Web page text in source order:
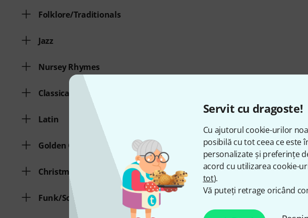
Servit cu dragoste!
Cu ajutorul cookie-urilor
posibilă cu tot ceea ce este
personalizate și preferințe
acord cu utilizarea cookie-
tot).
Vă puteți retrage oricând
Folklore/Traditionals
Jazz
Nursey Rhymes
Classical Music
Latin
Golden Oldies, Evergreens
Christmas Songs
Funk/Soul